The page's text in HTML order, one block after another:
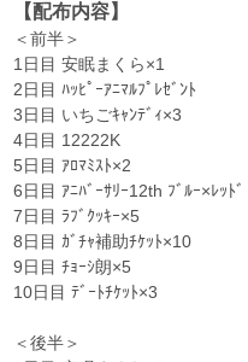
【配布内容】
＜前半＞
1日目 安眠まくら×1
2日目 ﾊｯﾋﾟｰｱﾆﾏﾙﾌﾟﾚｾﾞﾝﾄ
3日目 いちごｷｬﾝﾃﾞｨ×3
4日目 12222K
5日目 ｱﾛﾏﾐｽﾄ×2
6日目 ｱﾆﾊﾞｰｻﾘｰ12th ﾌﾞﾙｰ×ﾚｯﾄﾞ
7日目 ﾗﾌﾞｸｯｷｰ×5
8日目 ｶﾞﾁｬ補助ﾁｹｯﾄ×10
9日目 ﾁｮｰｼ朗×5
10日目 ﾃﾞｰﾄﾁｹｯﾄ×3
＜後半＞